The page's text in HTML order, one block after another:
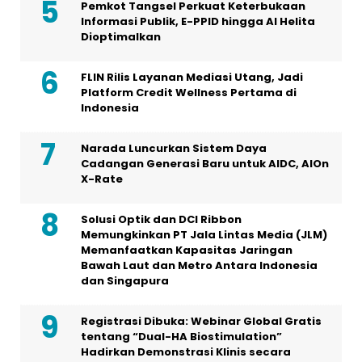
Pemkot Tangsel Perkuat Keterbukaan
Informasi Publik, E-PPID hingga AI Helita
Dioptimalkan
FLIN Rilis Layanan Mediasi Utang, Jadi
Platform Credit Wellness Pertama di
Indonesia
Narada Luncurkan Sistem Daya
Cadangan Generasi Baru untuk AIDC, AIOn
X-Rate
Solusi Optik dan DCI Ribbon
Memungkinkan PT Jala Lintas Media (JLM)
Memanfaatkan Kapasitas Jaringan
Bawah Laut dan Metro Antara Indonesia
dan Singapura
Registrasi Dibuka: Webinar Global Gratis
tentang “Dual-HA Biostimulation”
Hadirkan Demonstrasi Klinis secara